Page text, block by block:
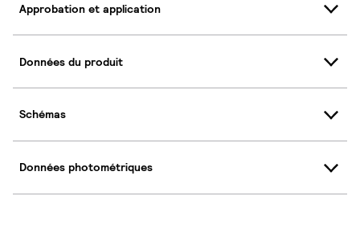
Approbation et application
Données du produit
Schémas
Données photométriques